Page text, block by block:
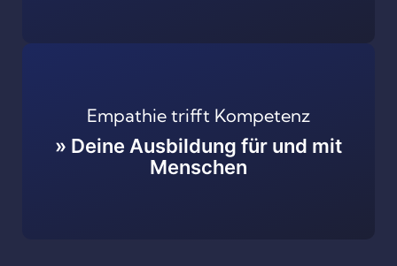
Empathie trifft Kompetenz
» Deine Ausbildung für und mit
Menschen